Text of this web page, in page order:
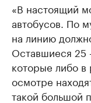
«В настоящий
автобусов. По
на линию
Оставшиеся 25
которые либо в
осмотре
такой большой